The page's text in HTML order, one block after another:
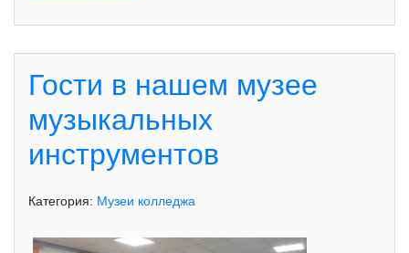
Гости в нашем музее
музыкальных
инструментов
Категория: Музеи колледжа